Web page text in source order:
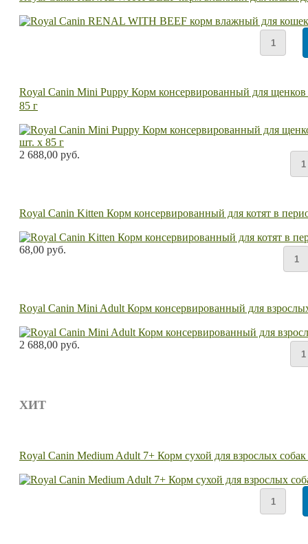
Royal Canin Mini Puppy Корм консервированный для щенков
85 г
2 688,00 руб.
Royal Canin Kitten Корм консервированный для котят в
68,00 руб.
Royal Canin Mini Adult Корм консервированный для
2 688,00 руб.
ХИТ
Royal Canin Medium Adult 7+ Корм сухой для взрослых